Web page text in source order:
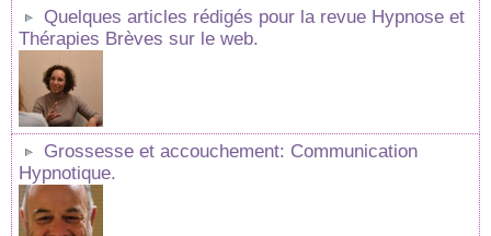
Quelques articles rédigés pour la revue Hypnose et
Thérapies Brèves sur le web.
Grossesse et accouchement: Communication
Hypnotique.